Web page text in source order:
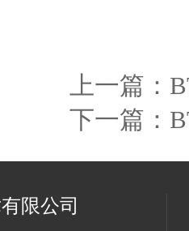
上一篇：
下一篇：
限公司